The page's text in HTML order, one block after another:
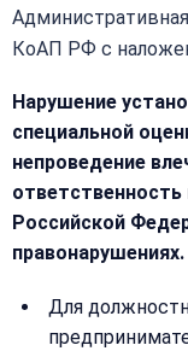
КоАП РФ с
Нарушение
специальной
непроведение
ответственность
Российской
Для